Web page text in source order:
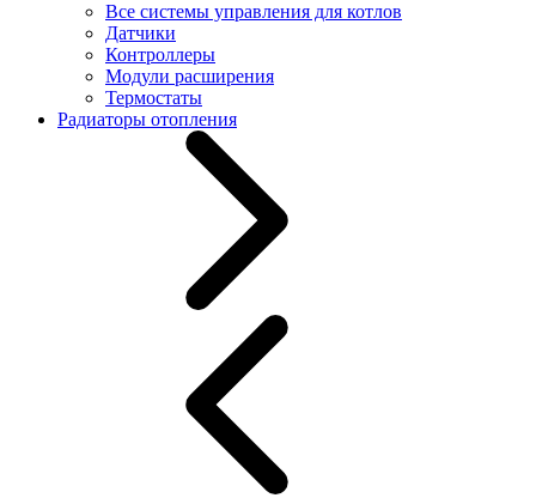
Все системы управления для котлов
Датчики
Контроллеры
Модули расширения
Термостаты
Радиаторы отопления